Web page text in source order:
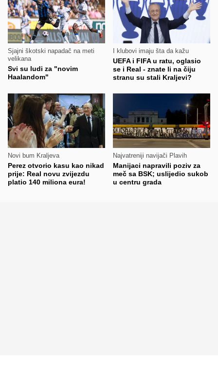
Sjajni škotski napadač na meti
velikana
Svi su ludi za "novim
Haalandom"
I klubovi imaju šta da kažu
UEFA i FIFA u ratu, oglasio
se i Real - znate li na čiju
stranu su stali Kraljevi?
Novi bum Kraljeva
Perez otvorio kasu kao nikad
prije: Real novu zvijezdu
platio 140 miliona eura!
Najvatreniji navijači Plavih
Manijaci napravili poziv za
meč sa BSK; uslijedio sukob
u centru grada